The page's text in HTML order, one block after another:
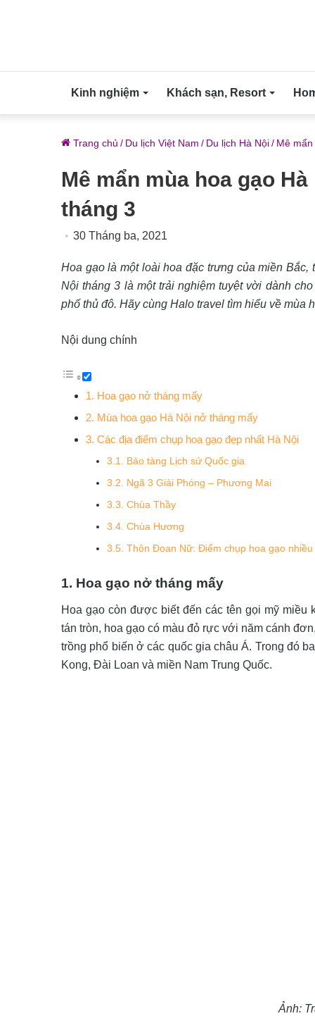
Kinh nghiệm Khách sạn, Resort
Trang chủ / Du lịch Việt Nam / Du lịch Hà Nội/ Mê
Mê mẩn mùa hoa gạo
tháng 3
30 Tháng ba, 2021
Hoa gạo là một loài hoa đặc trưng của miền
Nội tháng 3 là một trải nghiệm tuyệt vời dành
phố thủ đô. Hãy cùng Halo travel tìm hiểu về mùa
Nội dung chính
1. Hoa gạo nở tháng mấy
2. Mùa hoa gạo Hà Nội nở tháng mấy
3. Các địa điểm chụp hoa gạo đẹp nhất Hà Nội
3.1. Bảo tàng Lịch sử Quốc gia
3.2. Ngã 3 Giải Phóng – Phương Mai
3.3. Chùa Thầy
3.4. Chùa Hương
3.5. Thôn Đoan Nữ: Điểm chụp hoa gạo nhiều
1. Hoa gạo nở tháng mấy
Hoa gạo còn được biết đến các tên gọi mỹ miều
tán tròn, hoa gạo có màu đỏ rực với năm cánh
trồng phổ biến ở các quốc gia châu Á. Trong đó
Kong, Đài Loan và miền Nam Trung Quốc.
Ảnh: